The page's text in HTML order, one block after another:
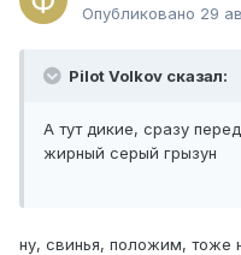
Опубликовано 29
Pilot Volkov сказал:
А тут дикие, сразу
жирный серый грызун
ну, свинья, положим, тоже